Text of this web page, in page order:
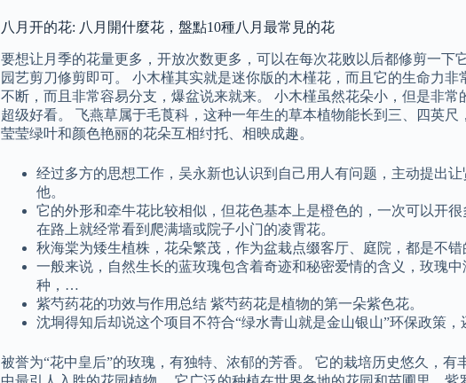
八月开的花: 八月開什麼花，盤點10種八月最常見的花
要想让月季的花量更多，开放次数更多，可以在每次花败以后都修剪一下
园艺剪刀修剪即可。 小木槿其实就是迷你版的木槿花，而且它的生命力
不断，而且非常容易分支，爆盆说来就来。 小木槿虽然花朵小，但是非
超级好看。 飞燕草属于毛莨科，这种一年生的草本植物能长到三、四英
莹莹绿叶和颜色艳丽的花朵互相纣托、相映成趣。
经过多方的思想工作，吴永新也认识到自己用人有问题，主动提出
他。
它的外形和牵牛花比较相似，但花色基本上是橙色的，一次可以开
在路上就经常看到爬满墙或院子小门的凌霄花。
秋海棠为矮生植株，花朵繁茂，作为盆栽点缀客厅、庭院，都是不错
一般来说，自然生长的蓝玫瑰包含着奇迹和秘密爱情的含义，玫瑰
种，…
紫芍药花的功效与作用总结 紫芍药花是植物的第一朵紫色花。
沈垌得知后却说这个项目不符合“绿水青山就是金山银山”环保政策，
被誉为“花中皇后”的玫瑰，有独特、浓郁的芳香。 它的栽培历史悠久，